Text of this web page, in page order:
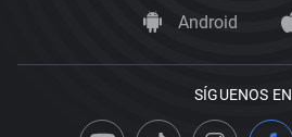
Android
SÍGUENOS EN